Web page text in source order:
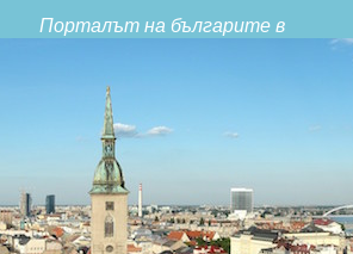
Порталът на българите в